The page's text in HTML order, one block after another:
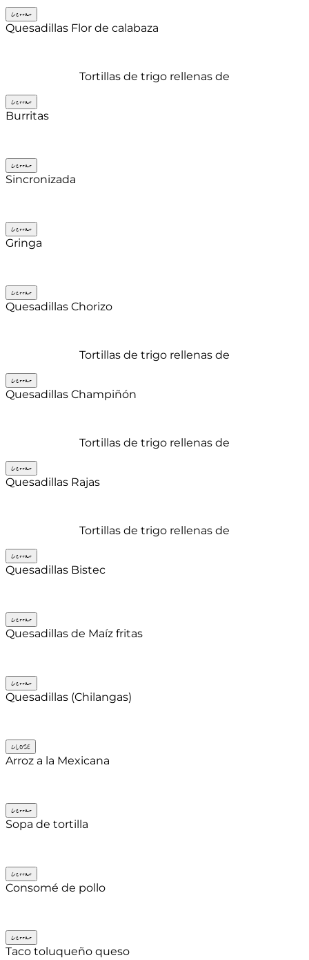
Cerrar
Quesadillas Flor de calabaza
Tortillas de trigo rellenas de
Cerrar
Burritas
Cerrar
Sincronizada
Cerrar
Gringa
Cerrar
Quesadillas Chorizo
Tortillas de trigo rellenas de
Cerrar
Quesadillas Champiñón
Tortillas de trigo rellenas de
Cerrar
Quesadillas Rajas
Tortillas de trigo rellenas de
Cerrar
Quesadillas Bistec
Cerrar
Quesadillas de Maíz fritas
Cerrar
Quesadillas (Chilangas)
CLOSE
Arroz a la Mexicana
Cerrar
Sopa de tortilla
Cerrar
Consomé de pollo
Cerrar
Taco toluqueño queso